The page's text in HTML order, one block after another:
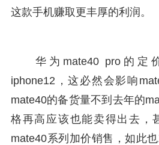
这款手机赚取更丰厚的利润。
华为mate40 pro的定
iphone12，这必然会影响
mate40的备货量不到去年的
格再高应该也能卖得出去，
mate40系列加价销售，如此